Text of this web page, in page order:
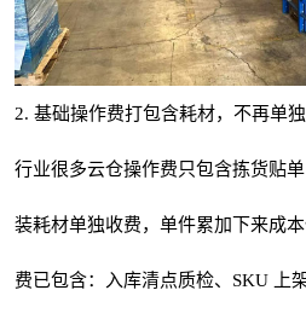
2. 基础操作费打包含耗材，不再单
行业很多云仓操作费只包含拣货贴
装耗材单独收费，单件累加下来成
费已包含：入库清点质检、SKU 上